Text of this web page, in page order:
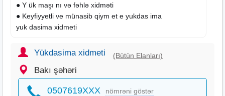
● Y ük maşı nı və fəhlə xidməti
● Keyfiyyetli ve münasib qiym et e yukdas ima
yuk dasima xidmeti
Yükdasima xidmeti (Bütün Elanları)
Bakı şəhəri
0507619XXX nömrəni göstər